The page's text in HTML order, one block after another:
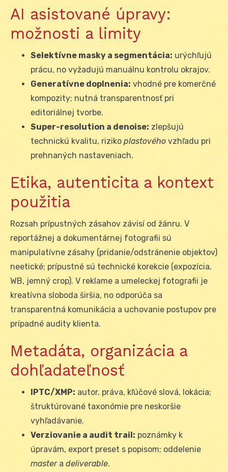
AI asistované úpravy:
možnosti a limity
Selektívne masky a segmentácia: urýchľujú
prácu, no vyžadujú manuálnu kontrolu okrajov.
Generatívne doplnenia: vhodné pre komerčné
kompozity; nutná transparentnosť pri
editoriálnej tvorbe.
Super-resolution a denoise: zlepšujú
technickú kvalitu, riziko plastového vzhľadu pri
prehnaných nastaveniach.
Etika, autenticita a kontext
použitia
Rozsah prípustných zásahov závisí od žánru. V
reportážnej a dokumentárnej fotografii sú
manipulatívne zásahy (pridanie/odstránenie objektov)
neetické; prípustné sú technické korekcie (expozícia,
WB, jemný crop). V reklame a umeleckej fotografii je
kreatívna sloboda širšia, no odporúča sa
transparentná komunikácia a uchovanie postupov pre
prípadné audity klienta.
Metadáta, organizácia a
dohľadateľnosť
IPTC/XMP: autor, práva, kľúčové slová, lokácia;
štruktúrované taxonómie pre neskoršie
vyhľadávanie.
Verziovanie a audit trail: poznámky k
úpravám, export preset s popisom; oddelenie
mastera deliverable.